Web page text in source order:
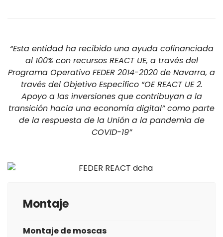
“Esta entidad ha recibido una ayuda cofinanciada
al 100% con recursos REACT UE, a través del
Programa Operativo FEDER 2014-2020 de Navarra, a
través del Objetivo Específico “OE REACT UE 2.
Apoyo a las inversiones que contribuyan a la
transición hacia una economía digital” como parte
de la respuesta de la Unión a la pandemia de
COVID-19”
Montaje
Montaje de moscas